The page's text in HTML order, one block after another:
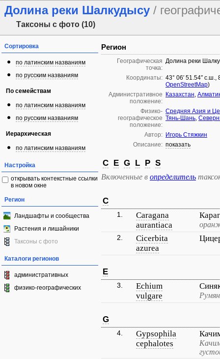
Долина реки Шалкудысу /
Таксоны с фото (10)
Сортировка
по латинским названиям
по русским названиям
По семействам
по латинским названиям
по русским названиям
Иерархическая
по латинским названиям
Настройка
открывать контекстные ссылки
в новом окне
Регион
Ландшафты и сообщества
Растения и лишайники
Таксоны с фото
Каталоги регионов
административных
физико-географических
Регион
Географическая
точка:
Долина реки
Координаты: 43° 06′ 51.54″ с.ш.,
OpenStreetMap)
Административное
положение:
Казахстан,
Физико-
географическое
положение:
Средняя Азия и
Тянь-Шань,
Автор: Игорь Стяжкин
Описание: показать
C E G L P S
Включенные в определитель
C
1.
Caragana
aurantiaca
2.
Cicerbita
azurea
E
3.
Echium
vulgare
G
4.
Gypsophila
cephalotes